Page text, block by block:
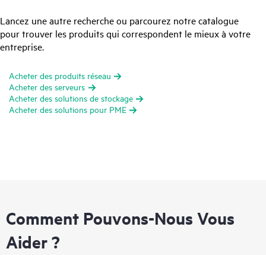
Lancez une autre recherche ou parcourez notre catalogue
pour trouver les produits qui correspondent le mieux à votre
entreprise.
Acheter des produits réseau
Acheter des serveurs
Acheter des solutions de stockage
Acheter des solutions pour PME
Comment Pouvons-Nous Vous
Aider ?